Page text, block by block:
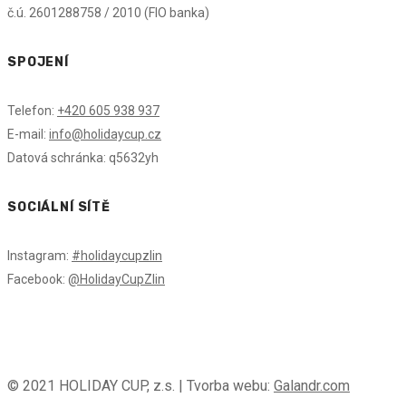
č.ú. 2601288758 / 2010 (FIO banka)
SPOJENÍ
Telefon: +420 605 938 937
E-mail: info@holidaycup.cz
Datová schránka: q5632yh
SOCIÁLNÍ SÍTĚ
Instagram: #holidaycupzlin
Facebook: @HolidayCupZlin
© 2021 HOLIDAY CUP, z.s. | Tvorba webu: Galandr.com